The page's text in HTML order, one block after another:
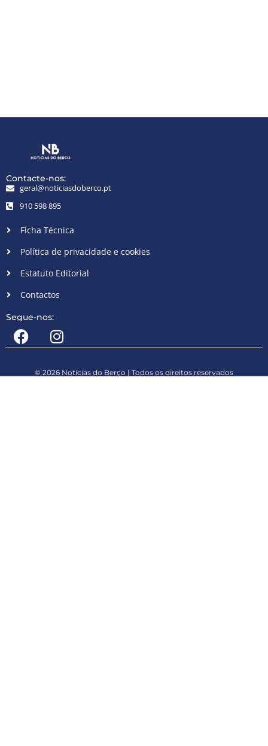
Contacte-nos:
geral@noticiasdoberco.pt
910 598 895
Ficha Técnica
Política de privacidade e cookies
Estatuto Editorial
Contactos
Segue-nos:
© 2026 Notícias do Berço | Todos os direitos reservados